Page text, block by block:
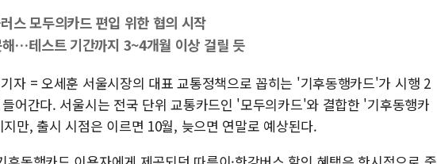
스 모두의카드 편입 위한 협의 시작
…테스트 기간까지 3~4개월 이상 걸릴 듯
자 = 오세훈 서울시장의 대표 교통정책으로 꼽히는 '기후동행카드'가 시행 2
어간다. 서울시는 전국 단위 교통카드인 '모두의카드'와 결합한 '기후동행카
만, 출시 시점은 이르면 10월, 늦으면 연말로 예상된다.